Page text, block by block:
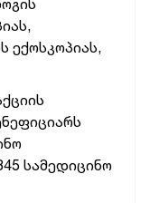
ექოსკოპიას,
სამედიცინო